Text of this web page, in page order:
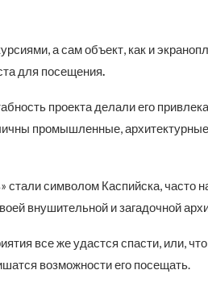
а сам объект, как и
для посещения.
проекта делали его
промышленные,
стали символом Каспийска, часто
внушительной и загадочной
все же удастся спасти, или,
возможности его посещать.